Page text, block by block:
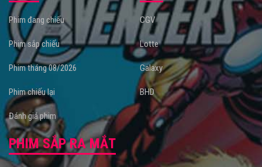
Phim đang chiếu
Phim sắp chiếu
Phim tháng 08/2026
Phim chiếu lại
Đánh giá phim
CGV
Lotte
Galaxy
BHD
PHIM SẮP RA MẮT